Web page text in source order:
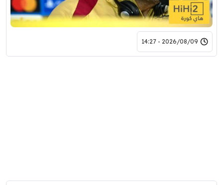
2026/08/09 - 14:27